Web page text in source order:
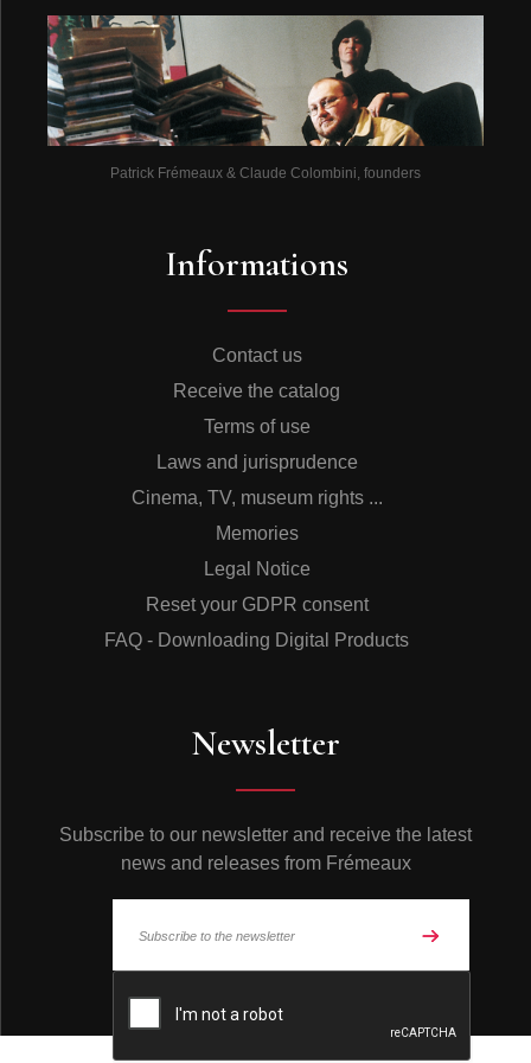
musicien, certainement pas considéré comme un
«bluesman» mais un des «entertainers» les plus
renommés autour de Dallas. Il participe au grand
orchestre de Lawson Brooks, un musicien qu’il connaît
depuis l’école. Il s’agit d’une formation de seize
musiciens qui comprend une forte section de cuivres.
On est très loin de ce qu’on appelle le «blues texan».
un manager juif venu d’Europe Centrale il y a peu de
temps et qui n’arrivait pas à prononcer Thibeault. Quand
«T-Bone» Walker... Cela faisait rigoler tout le monde et
mais voilà comment ça s’est vraiment passé ».Lorsque
en 1929, les disques Columbia viennent dans la grande
naturellement qu’ils enregistrent deux titres par Aaron
Walker. Le 78 t sortira sous le sobriquet de Oak Cliff T-
quartier de Oak Cliff! Le disque ne s’est certainement
pas vendu car T-Bone n’entendra plus parler de
CAB CALLOWAY, CHARLIE CHRISTIAN ET LA
Mais ce premier disque a éveillé de grandes
pourquoi j’ai enregistré ces deux morceaux plutôt que
connaissais. C’est une affaire qui a duré à peine une
disque, qu’un grand label pouvait s’intéresser à moi, je
me suis dit qu’il me fallait sortir de Dallas, sortir même
durant plusieurs soirées et il préside un concours de
lui-même durant une semaine. Il se produit ainsi dans
plusieurs villes avec Cab Calloway. Il danse, fait des
Patrick Frémeaux & Claude Colombini, founders
Informations
Contact us
Receive the catalog
Terms of use
Laws and jurisprudence
Cinema, TV, museum rights ...
Memories
Legal Notice
Reset your GDPR consent
FAQ - Downloading Digital Products
Newsletter
Subscribe to our newsletter and receive the latest
news and releases from Frémeaux